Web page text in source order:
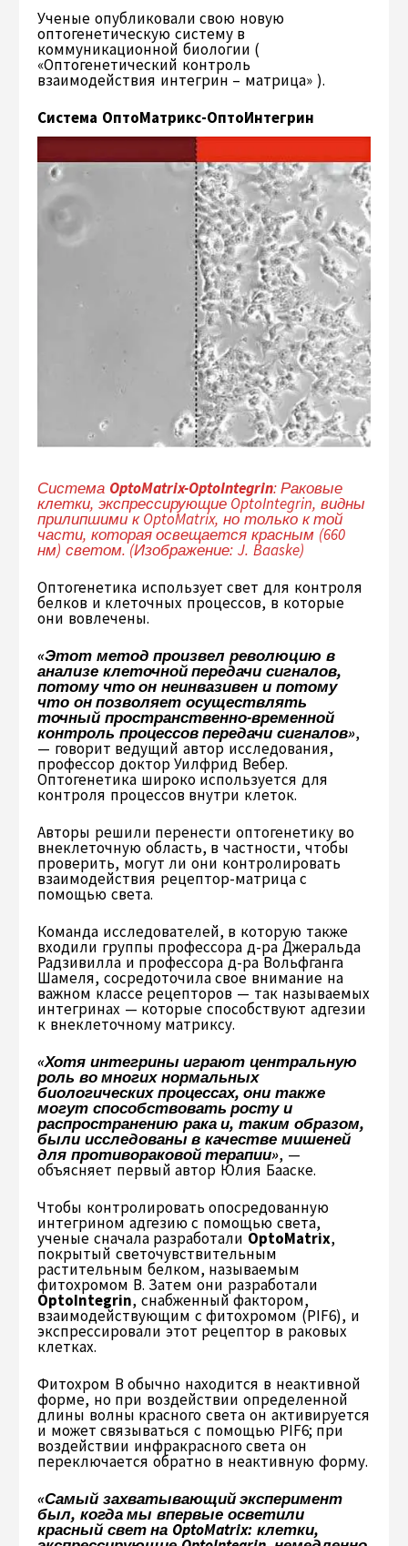
Ученые опубликовали свою новую
оптогенетическую систему в
коммуникационной биологии (
«Оптогенетический контроль
взаимодействия интегрин – матрица» ).
Система ОптоМатрикс-ОптоИнтегрин
Система OptoMatrix-OptoIntegrin: Раковые
клетки, экспрессирующие OptoIntegrin, видны
прилипшими к OptoMatrix, но только к той
части, которая освещается красным (660
нм) светом. (Изображение: J. Baaske)
Оптогенетика использует свет для контроля
белков и клеточных процессов, в которые
они вовлечены.
«Этот метод произвел революцию в
анализе клеточной передачи сигналов,
потому что он неинвазивен и потому
что он позволяет осуществлять
точный пространственно-временной
контроль процессов передачи сигналов»,
— говорит ведущий автор исследования,
профессор доктор Уилфрид Вебер.
Оптогенетика широко используется для
контроля процессов внутри клеток.
Авторы решили перенести оптогенетику во
внеклеточную область, в частности, чтобы
проверить, могут ли они контролировать
взаимодействия рецептор-матрица с
помощью света.
Команда исследователей, в которую также
входили группы профессора д-ра Джеральда
Радзивилла и профессора д-ра Вольфганга
Шамеля, сосредоточила свое внимание на
важном классе рецепторов — так называемых
интегринах — которые способствуют адгезии
к внеклеточному матриксу.
«Хотя интегрины играют центральную
роль во многих нормальных
биологических процессах, они также
могут способствовать росту и
распространению рака и, таким образом,
были исследованы в качестве мишеней
для противораковой терапии», —
объясняет первый автор Юлия Бааске.
Чтобы контролировать опосредованную
интегрином адгезию с помощью света,
ученые сначала разработали OptoMatrix,
покрытый светочувствительным
растительным белком, называемым
фитохромом B. Затем они разработали
OptoIntegrin, снабженный фактором,
взаимодействующим с фитохромом (PIF6), и
экспрессировали этот рецептор в раковых
клетках.
Фитохром В обычно находится в неактивной
форме, но при воздействии определенной
длины волны красного света он активируется
и может связываться с помощью PIF6; при
воздействии инфракрасного света он
переключается обратно в неактивную форму.
«Самый захватывающий эксперимент
был, когда мы впервые осветили
красный свет на OptoMatrix: клетки,